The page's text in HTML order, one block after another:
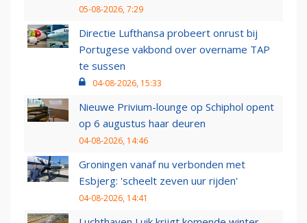
05-08-2026, 7:29
Directie Lufthansa probeert onrust bij
Portugese vakbond over overname TAP
te sussen
04-08-2026, 15:33
Nieuwe Privium-lounge op Schiphol opent
op 6 augustus haar deuren
04-08-2026, 14:46
Groningen vanaf nu verbonden met
Esbjerg: 'scheelt zeven uur rijden'
04-08-2026, 14:41